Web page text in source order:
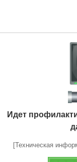
Идет
[Техническая